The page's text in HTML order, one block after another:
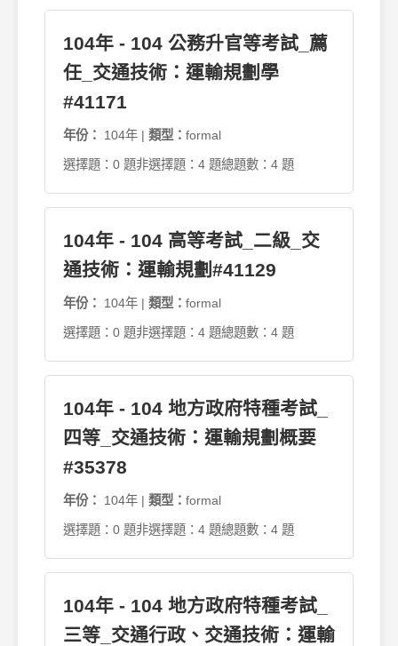
104年 - 104 公務升官等考試_薦
任_交通技術：運輸規劃學
#41171
年份： 104年 | 類型： formal
選擇題：0 題非選擇題：4 題總題數：4 題
104年 - 104 高等考試_二級_交
通技術：運輸規劃#41129
年份： 104年 | 類型： formal
選擇題：0 題非選擇題：4 題總題數：4 題
104年 - 104 地方政府特種考試_
四等_交通技術：運輸規劃概要
#35378
年份： 104年 | 類型： formal
選擇題：0 題非選擇題：4 題總題數：4 題
104年 - 104 地方政府特種考試_
三等_交通行政、交通技術：運輸